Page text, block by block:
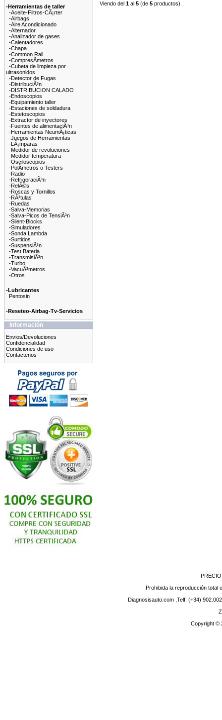
-Herramientas de taller
-Aceite-Filtros-CÃ¡rter
-Airbags
-Aire Acondicionado
-Alternador
-Analizador de gases
-Calentadores
-Chapa
-Common Rail
-CompresÃ­metros
-Cubeta de limpieza por
ultrasonidos
-Detector de Fugas
-DistribuciÃ³n
-DISTRIBUCION CALADO
-Endoscopios
-Equipamiento taller
-Estaciones de soldadura
-Estetoscopios
-Extractor de inyectores
-Fuentes de alimentaciÃ³n
-Herramientas NeumÃ¡ticas
-Juegos de Herramientas
-LÃ¡mparas
-Medidor de revoluciones
-Medidor temperatura
-Osciloscopios
-PolÃ­metros o Testers
-Radio
-RefrigeraciÃ³n
-RelÃ©s
-Roscas y Tornillos
-RÃ³tulas
-Ruedas
-Salva-Memorias
-Salva-Picos de TensiÃ³n
-Silent-Blocks
-Simuladores
-Sonda Lambda
-Surtidos
-SuspensiÃ³n
-Test Bateria
-TransmisiÃ³n
-Turbo
-VacuÃ³metros
-Otros
-Lubricantes
Pentosin
-Reseteo-Airbag-Tv-Servicios
Información
Envios/Devoluciones
Confidencialidad
Condiciones de uso
Contactenos
Viendo del 1 al 5 (de 5 productos)
Prohibida la reproducción total
Diagnosisauto.com ,Telf: (+34)
Copyright ©